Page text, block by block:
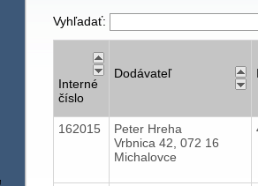
Vyhľadať:
Interné
číslo
Dodávateľ
162015
Peter Hreha
Vrbnica 42, 072 16
Michalovce